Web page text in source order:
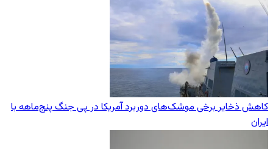
کاهش ذخایر برخی موشک‌های دوربرد آمریکا در پی جنگ پنج‌ماهه با
ایران